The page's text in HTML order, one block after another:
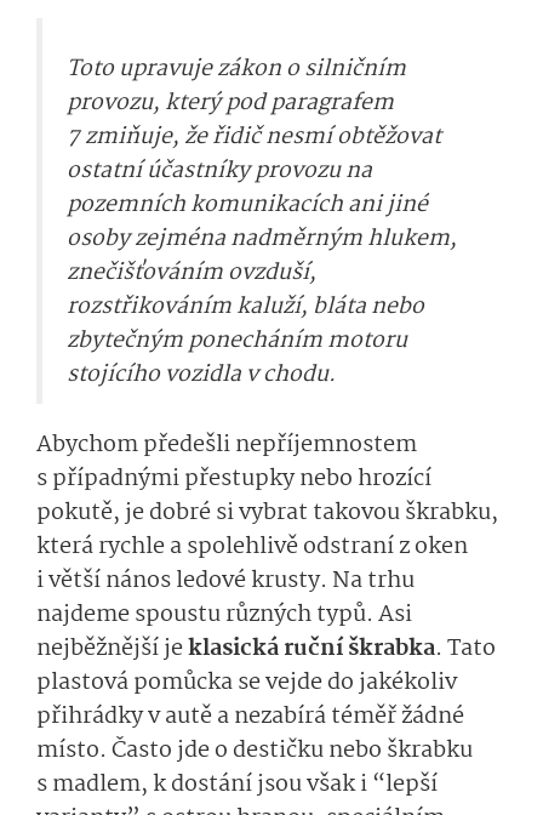
Toto upravuje zákon o silničním
provozu, který pod paragrafem
7 zmiňuje, že řidič nesmí obtěžovat
ostatní účastníky provozu na
pozemních komunikacích ani jiné
osoby zejména nadměrným hlukem,
znečišťováním ovzduší,
rozstřikováním kaluží, bláta nebo
zbytečným ponecháním motoru
stojícího vozidla v chodu.
Abychom předešli nepříjemnostem
s případnými přestupky nebo hrozící
pokutě, je dobré si vybrat takovou škrabku,
která rychle a spolehlivě odstraní z oken
i větší nános ledové krusty. Na trhu
najdeme spoustu různých typů. Asi
nejběžnější jeklasická ruční škrabka. Tato
plastová pomůcka se vejde do jakékoliv
přihrádky v autě a nezabírá téměř žádné
místo. Často jde o destičku nebo škrabku
s madlem, k dostání jsou však i “lepší